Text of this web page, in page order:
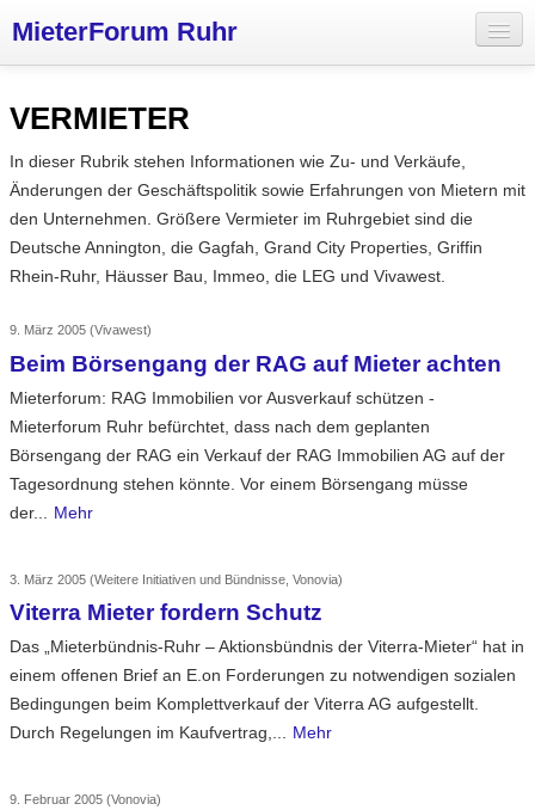
MieterForum Ruhr
Wohnungspolitik
Vermieter
Über uns
VERMIETER
In dieser Rubrik stehen Informationen wie Zu- und Verkäufe,
Änderungen der Geschäftspolitik sowie Erfahrungen von Mietern mit
den Unternehmen. Größere Vermieter im Ruhrgebiet sind die
Deutsche Annington, die Gagfah, Grand City Properties, Griffin
Rhein-Ruhr, Häusser Bau, Immeo, die LEG und Vivawest.
9. März 2005 (Vivawest)
Beim Börsengang der RAG auf Mieter achten
Mieterforum: RAG Immobilien vor Ausverkauf schützen -
Mieterforum Ruhr befürchtet, dass nach dem geplanten
Börsengang der RAG ein Verkauf der RAG Immobilien AG auf der
Tagesordnung stehen könnte. Vor einem Börsengang müsse
der...
Mehr
3. März 2005 (Weitere Initiativen und Bündnisse, Vonovia)
Viterra Mieter fordern Schutz
Das „Mieterbündnis-Ruhr – Aktionsbündnis der Viterra-Mieter“ hat in
einem offenen Brief an E.on Forderungen zu notwendigen sozialen
Bedingungen beim Komplettverkauf der Viterra AG aufgestellt.
Durch Regelungen im Kaufvertrag,...
Mehr
9. Februar 2005 (Vonovia)